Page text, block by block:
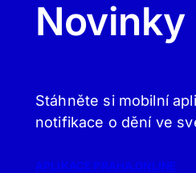
Novinky
Stáhněte si mobilní
notifikace o dění ve
APLIKACE PRAHA.ONLINE